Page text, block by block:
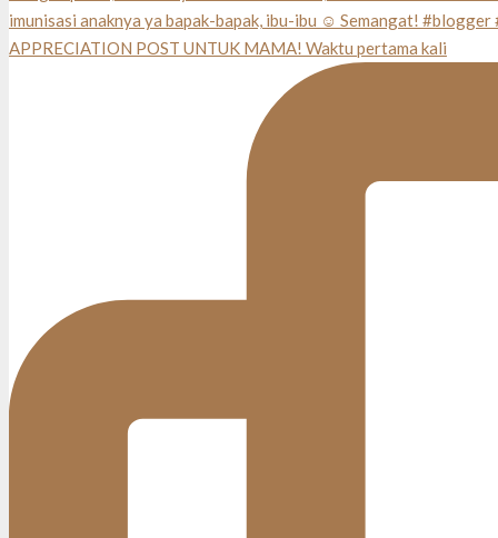
APPRECIATION POST UNTUK MAMA! Waktu pertama kali